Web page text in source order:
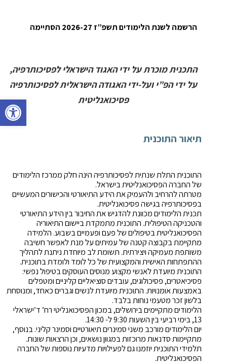
פתח
הרשמה לשנת הלימודים תשפ”ז 2026-27 הסתיימה
התכנית מוכרת על ידי האגוד הישראלי לפסיכותרפיה,
על ידי הפ”י ועל-ידי האגודה הישראלית לפסיכותרפיה
פסיכואנליטית
תיאור התוכנית
התוכנית התלת שנתית לפסיכותרפיה הינה חלק ממרכז הלימודים
של החברה הפסיכואנליטית בישראל.
מטרתה להרחיב ולהעמיק את הידע התיאורטי והכישורים המעשיים
בפסיכותרפיה בגישה פסיכואנליטית.
תכנית הלימודים מכוונת להדגיש את החיבור בין הידע התיאורטי
והטכניקה הטיפולית. התוכנית מתמקדת ביישום התיאוריה
הפסיכואנליטית בטיפולים של פעם ופעמיים בשבוע. הלמידה
מתקיימת בקבוצה קטנה של עמיתים על מנת לאפשר חשיבה
משותפת מעמיקה ויצירתית. תשומת לב מיוחדת ניתנת לתהליך
ההתפתחות האישית והמקצועית של כל לומד ולומדת בתוכנית.
התוכנית מיועדת לאנשי מקצוע מנוסים העוסקים בטיפול נפשי:
פסיכיאטרים, פסיכולוגים, עובדים סוציאליים קליניים ומטפלים
באמצעות אומנויות. התוכנית מיועדת לנשים וגברים כאחד, ומנוסחת
בלשון זכר מטעמי נוחות בלבד.
הלימודים מתקיימים בירושלים, במכון הפסיכואנליטי רח’ ד’ישראלי
13, בימי רביעי בין השעות 9:30 ל- 14:30.
יום הלימודים מורכב משני סמינרים תיאורטיים וסמינר קליני. בנוסף,
מתקיימות סדנאות מרוכזות במגוון נושאים, וכן הרצאות שונות.
תלמידי התוכנית יוזמנו גם לפעילויות מדעיות נוספות של החברה
הפסיכואנליטית.